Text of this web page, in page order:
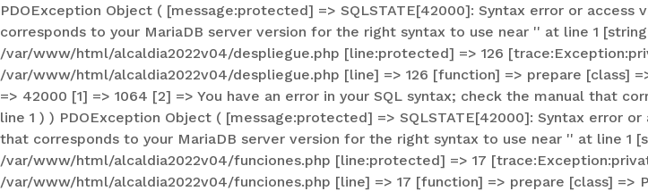
PDOException Object ( [message:protected] => SQLSTATE[42000]: Syntax error or
corresponds to your MariaDB server version for the right syntax to use near '' at line 1
/var/www/html/alcaldia2022v04/despliegue.php [line:protected] => 126
/var/www/html/alcaldia2022v04/despliegue.php [line] => 126 [function] => prepare [class]
=> 42000 [1] => 1064 [2] => You have an error in your SQL syntax; check the manual that
line 1 ) ) PDOException Object ( [message:protected] => SQLSTATE[42000]: Syntax error
that corresponds to your MariaDB server version for the right syntax to use near '' at line
/var/www/html/alcaldia2022v04/funciones.php [line:protected] => 17
/var/www/html/alcaldia2022v04/funciones.php [line] => 17 [function] => prepare [class] =>